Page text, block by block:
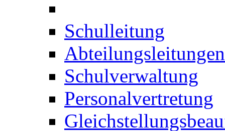
Schulleitung
Abteilungsleitungen
Schulverwaltung
Personalvertretung